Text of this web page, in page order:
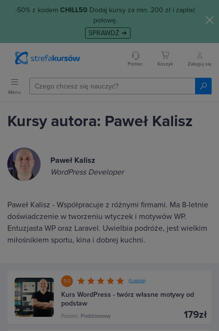
-50% z kodem CHILL50 Dodaj kursy za min. 200 zł i zapłać
połowę.
SPRAWDŹ ➜
Pomoc Koszyk Zaloguj się
Menu
Kursy autora: Paweł Kalisz
Paweł Kalisz
WordPress Developer
Paweł Kalisz - Współpracuje z różnymi firmami. Ma 8-letnie
doświadczenie w tworzeniu wtyczek i motywów WP.
Entuzjasta WP oraz Laravel. Uwielbia podróże, jest wielkim
miłośnikiem sportu, kina i dobrej kuchni.
5.0 (3 opinie)
Kurs WordPress - twórz własne motywy od
podstaw
Poziom: Podstawowy 179zł